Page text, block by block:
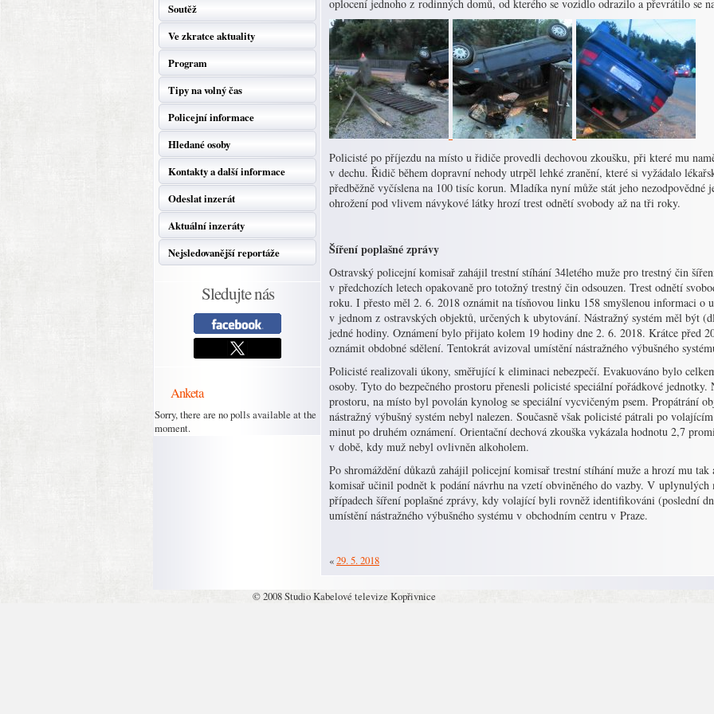
Soutěž
Ve zkratce aktuality
Program
Tipy na volný čas
Policejní informace
Hledané osoby
Kontakty a další informace
Odeslat inzerát
Aktuální inzeráty
Nejsledovanější reportáže
Sledujte nás
Anketa
Sorry, there are no polls available at the
moment.
oplocení jednoho z rodinných domů, od kterého se vozidlo odrazilo a převrátilo se
Policisté po příjezdu na místo u řidiče provedli dechovou zkoušku, při které mu
v dechu. Řidič během dopravní nehody utrpěl lehké zranění, které si vyžádalo
předběžně vyčíslena na 100 tisíc korun. Mladíka nyní může stát jeho
ohrožení pod vlivem návykové látky hrozí trest odnětí svobody až na tři roky.
Šíření poplašné zprávy
Ostravský policejní komisař zahájil trestní stíhání 34letého muže pro trestný čin
v předchozích letech opakovaně pro totožný trestný čin odsouzen. Trest odnětí
roku. I přesto měl 2. 6. 2018 oznámit na tísňovou linku 158 smyšlenou informaci o
v jednom z ostravských objektů, určených k ubytování. Nástražný systém měl být
jedné hodiny. Oznámení bylo přijato kolem 19 hodiny dne 2. 6. 2018. Krátce před
oznámit obdobné sdělení. Tentokrát avizoval umístění nástražného výbušného
Policisté realizovali úkony, směřující k eliminaci nebezpečí. Evakuováno bylo
osoby. Tyto do bezpečného prostoru přenesli policisté speciální pořádkové
prostoru, na místo byl povolán kynolog se speciální vycvičeným psem. Propátrání
nástražný výbušný systém nebyl nalezen. Současně však policisté pátrali po
minut po druhém oznámení. Orientační dechová zkouška vykázala hodnotu 2,7
v době, kdy muž nebyl ovlivněn alkoholem.
Po shromáždění důkazů zahájil policejní komisař trestní stíhání muže a hrozí mu
komisař učinil podnět k podání návrhu na vzetí obviněného do vazby. V
případech šíření poplašné zprávy, kdy volající byli rovněž identifikováni (poslední
umístění nástražného výbušného systému v obchodním centru v Praze.
«29. 5. 2018
© 2008 Studio Kabelové televize Kopřivnice